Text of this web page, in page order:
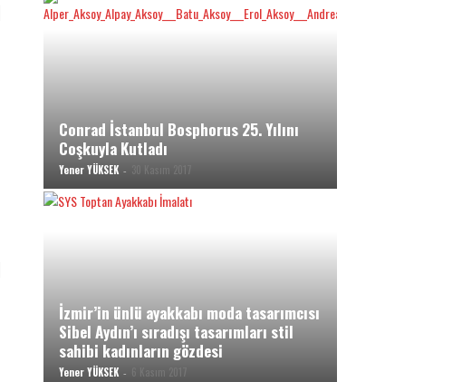
Conrad İstanbul Bosphorus 25. Yılını
Coşkuyla Kutladı
Yener YÜKSEK - 30 Kasım 2017
İzmir’in ünlü ayakkabı moda tasarımcısı
Sibel Aydın’ı sıradışı tasarımları stil
sahibi kadınların gözdesi
Yener YÜKSEK - 6 Kasım 2017